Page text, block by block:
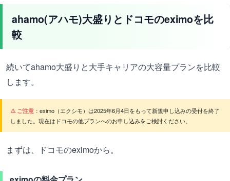
ahamo(アハモ)大盛りとドコモのeximoを比
較
続いてahamo大盛りと大手キャリアの大容量プランを比較
します。
⚠️ ご注意： eximo（エクシモ）は2025年6月4日をもって新規申し込みの受付を終了
しました。現在はドコモの他プランへのお申し込みをご検討ください。
まずは、ドコモのeximoから。